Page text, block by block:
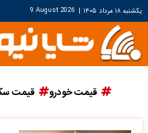
یکشنبه ۱۸ مرداد ۱۴۰۵ |
9 August 2026
قیمت خودرو قیمت